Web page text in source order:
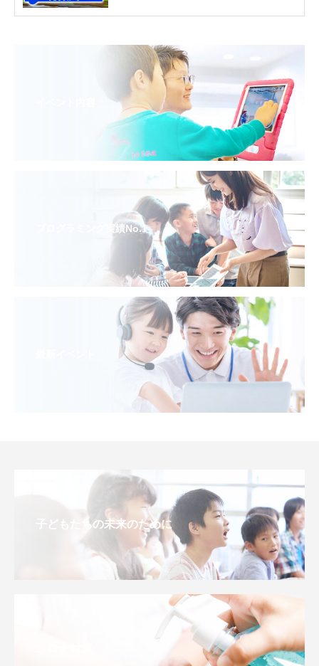
プログラミング実績No.1
子どもたちの未来のために